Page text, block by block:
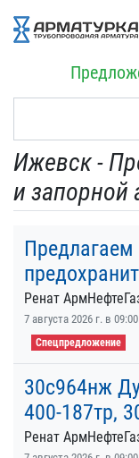
Ижевск -
и запорной
Ренат
7 августа 2026 г. в 09:00
Спецпредложение
30с964нж
400-187тр,
Ренат